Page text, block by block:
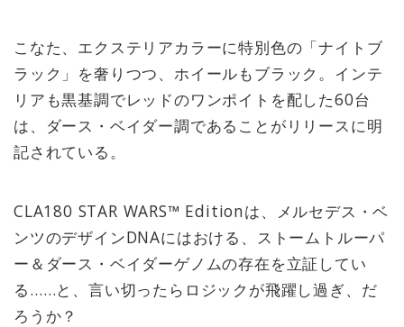
こなた、エクステリアカラーに特別色の「ナイトブ
ラック」を奢りつつ、ホイールもブラック。インテ
リアも黒基調でレッドのワンポイトを配した60台
は、ダース・ベイダー調であることがリリースに明
記されている。
CLA180 STAR WARS™️ Editionは、メルセデス・ベ
ンツのデザインDNAにはおける、ストームトルーパ
ー＆ダース・ベイダーゲノムの存在を立証してい
る……と、言い切ったらロジックが飛躍し過ぎ、だ
ろうか？